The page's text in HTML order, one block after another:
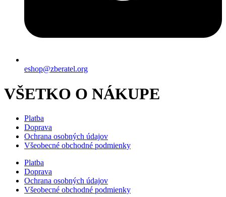
eshop@zberatel.org
VŠETKO O NÁKUPE
Platba
Doprava
Ochrana osobných údajov
Všeobecné obchodné podmienky
Platba
Doprava
Ochrana osobných údajov
Všeobecné obchodné podmienky